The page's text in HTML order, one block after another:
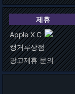
제휴
Apple X C
캥거루상점
광고제휴 문의